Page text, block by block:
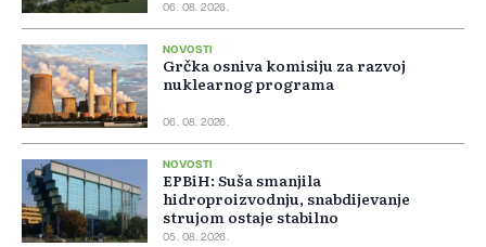
06. 08. 2026.
NOVOSTI
Grčka osniva komisiju za razvoj
nuklearnog programa
06. 08. 2026.
NOVOSTI
EPBiH: Suša smanjila
hidroproizvodnju, snabdijevanje
strujom ostaje stabilno
05. 08. 2026.